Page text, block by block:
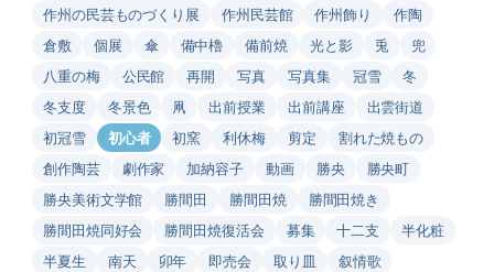
作州の民芸ものづくり展
作州民芸館 作州飾り
作陶
倉敷
個展 傘 備中櫓 備前焼 光と影 兎
兜
八重の梅
公民館 再開 写真 写真集 冠雪
冬
冬支度
冬景色 凧 出前授業 出前講座
出雲街道
初冠雪
初心者 初窯 利休梅 剪定
割れた焼もの
創作陶芸
劇作家 加納容子 動画 勝央
勝央町
勝央美術文学館
勝間田 勝間田焼
勝間田焼き
勝間田焼同好会
勝間田焼復活会 募集 十二支
半化粧
半夏生
南天 卯年 即売会 取り皿
叙情歌